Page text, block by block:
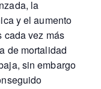
la
y el aumento
cada vez más
de mortalidad
sin embargo